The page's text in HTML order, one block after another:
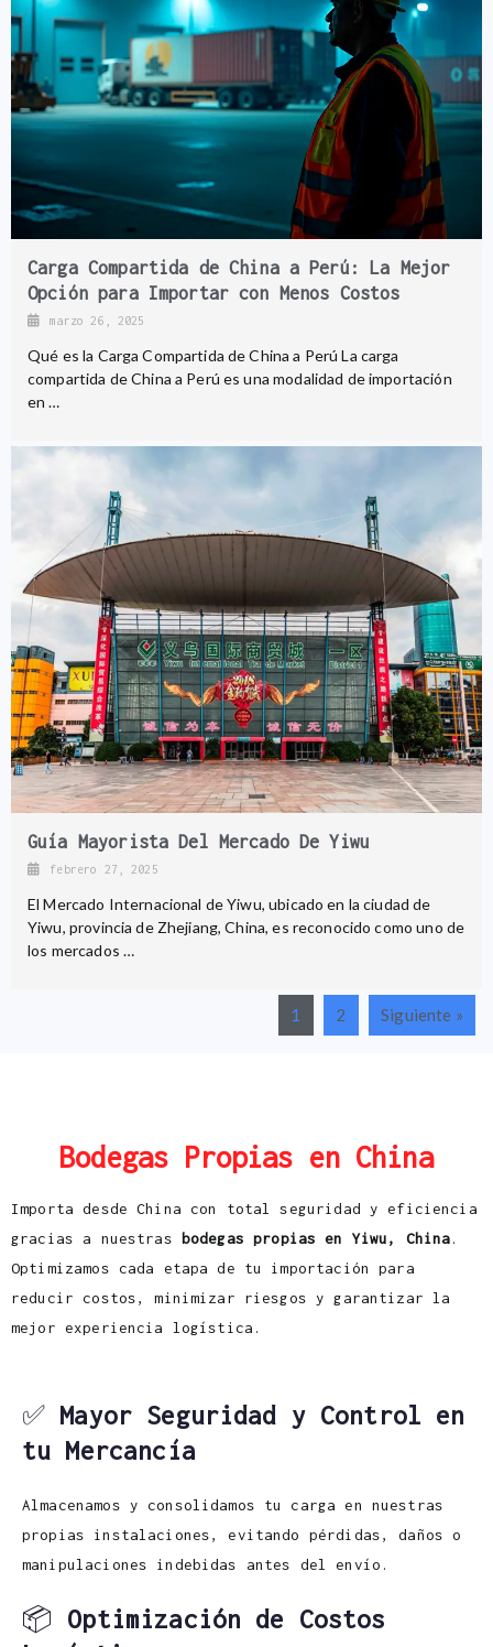
Carga Compartida de China a Perú: La Mejor
Opción para Importar con Menos Costos
marzo 26, 2025
Qué es la Carga Compartida de China a Perú La carga
compartida de China a Perú es una modalidad de importación
en …
Guía Mayorista Del Mercado De Yiwu
febrero 27, 2025
El Mercado Internacional de Yiwu, ubicado en la ciudad de
Yiwu, provincia de Zhejiang, China, es reconocido como uno de
los mercados …
1 2 Siguiente »
Bodegas Propias en China
Importa desde China con total seguridad y eficiencia
gracias a nuestras bodegas propias en Yiwu, China.
Optimizamos cada etapa de tu importación para
reducir costos, minimizar riesgos y garantizar la
mejor experiencia logística.
✅ Mayor Seguridad y Control en
tu Mercancía
Almacenamos y consolidamos tu carga en nuestras
propias instalaciones, evitando pérdidas, daños o
manipulaciones indebidas antes del envío.
📦 Optimización de Costos